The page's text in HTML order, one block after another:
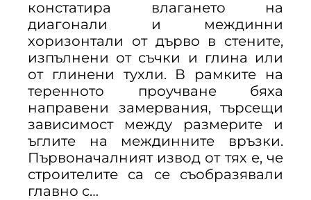
констатира влагането на
диагонали и междинни
хоризонтали от дърво в стените,
изпълнени от съчки и глина или
от глинени тухли. В рамките на
теренното проучване бяха
направени замервания, търсещи
зависимост между размерите и
ъглите на междинните връзки.
Първоначалният извод от тях е, че
строителите са се съобразявали
главно с…